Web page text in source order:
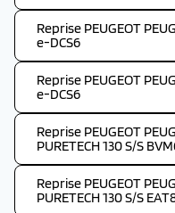
Reprise PEUGEOT
e-DCS6
Reprise PEUGEOT
e-DCS6
Reprise PEUGEOT
PURETECH 130 S/S
Reprise PEUGEOT
PURETECH 130 S/S